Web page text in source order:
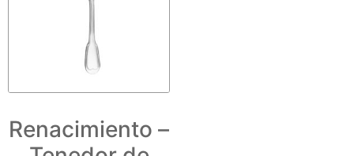
Renacimiento –